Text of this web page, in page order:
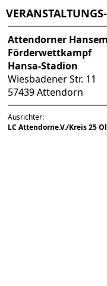
Attendorner
Förderwettkampf
Hansa-Stadion
Wiesbadener Str. 11
57439 Attendorn
Ausrichter:
LC Attendorne.V./Kreis 25